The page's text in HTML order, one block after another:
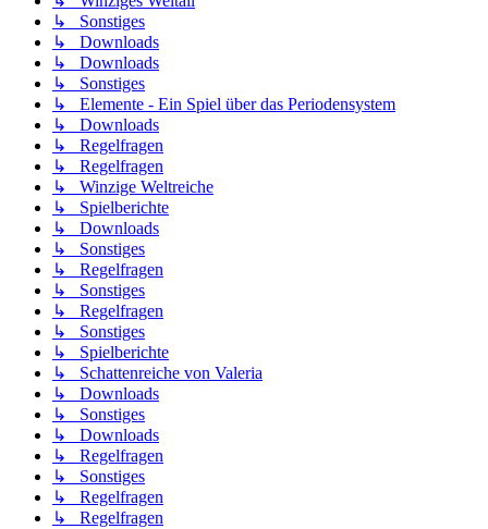
↳ Sonstiges
↳ Downloads
↳ Downloads
↳ Sonstiges
↳ Elemente - Ein Spiel über das Periodensystem
↳ Downloads
↳ Regelfragen
↳ Regelfragen
↳ Winzige Weltreiche
↳ Spielberichte
↳ Downloads
↳ Sonstiges
↳ Regelfragen
↳ Sonstiges
↳ Regelfragen
↳ Sonstiges
↳ Spielberichte
↳ Schattenreiche von Valeria
↳ Downloads
↳ Sonstiges
↳ Downloads
↳ Regelfragen
↳ Sonstiges
↳ Regelfragen
↳ Regelfragen